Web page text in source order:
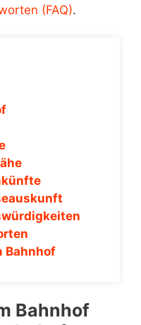
(FAQ).
Bahnhof
Bahnhof